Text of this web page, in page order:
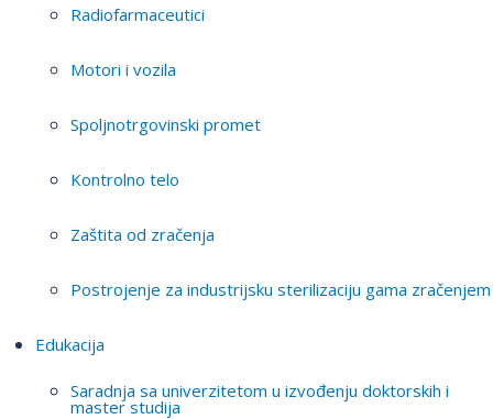
Radiofarmaceutici
Motori i vozila
Spoljnotrgovinski promet
Kontrolno telo
Zaštita od zračenja
Postrojenje za industrijsku sterilizaciju gama zračenjem
Edukacija
Saradnja sa univerzitetom u izvođenju doktorskih i
master studija